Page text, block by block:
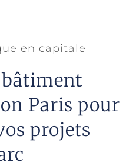
en capitale
Paris pour
projets